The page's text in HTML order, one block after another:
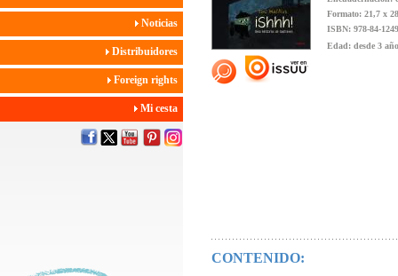
Noticias
Distribuidores
Foreign rights
Mi cesta
Formato: 21,7 x
ISBN: 978-84-
Edad: desde 3
CONTENIDO: